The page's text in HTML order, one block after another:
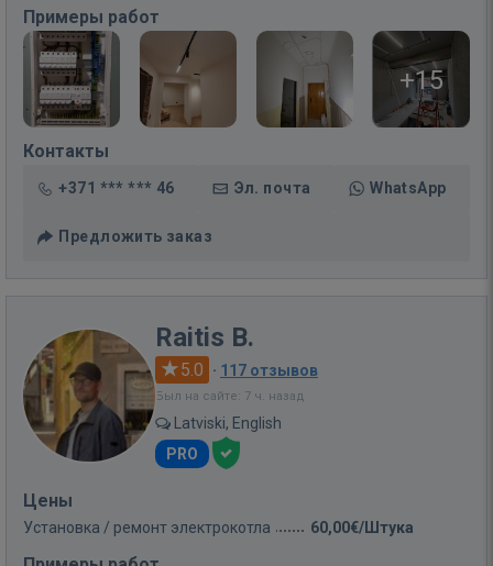
Примеры работ
+15
Контакты
+371 *** *** 46 Эл. почта WhatsApp
Предложить заказ
Raitis B.
5.0 · 117 отзывов
Был на сайте: 7 ч. назад
Latviski, English
PRO
Цены
Установка / ремонт электрокотла 60,00€/Штука